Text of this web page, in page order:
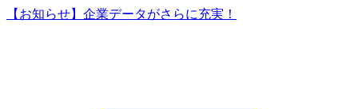
【お知らせ】企業データがさらに充実！